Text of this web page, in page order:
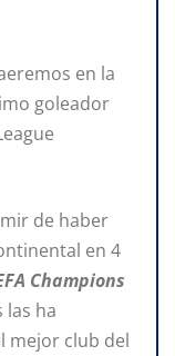
en la
goleador
de haber
en 4
Champions
las ha
mejor club del